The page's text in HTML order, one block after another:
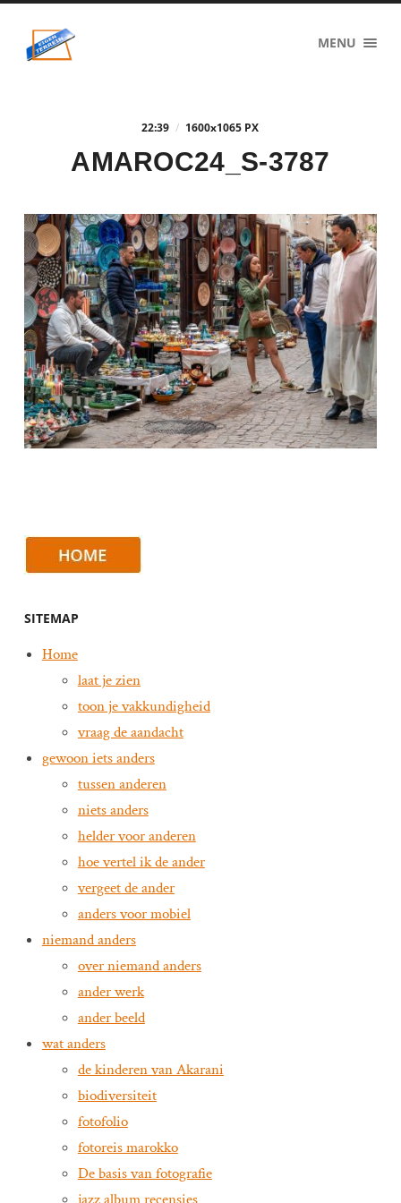
eigenzinnig
terrein
MENU
22:39 / 1600x1065 PX
AMAROC24_S-3787
SITEMAP
Home
laat je zien
toon je vakkundigheid
vraag de aandacht
gewoon iets anders
tussen anderen
niets anders
helder voor anderen
hoe vertel ik de ander
vergeet de ander
anders voor mobiel
niemand anders
over niemand anders
ander werk
ander beeld
wat anders
de kinderen van Akarani
biodiversiteit
fotofolio
fotoreis marokko
De basis van fotografie